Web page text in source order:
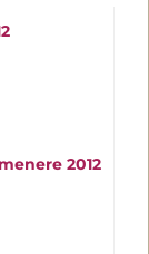
2012